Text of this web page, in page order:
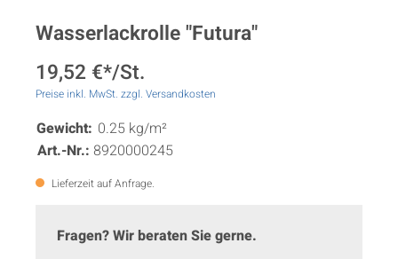
Wasserlackrolle "Futura"
19,52 €*/St.
Preise inkl. MwSt. zzgl. Versandkosten
Gewicht: 0.25 kg/m²
Art.-Nr.: 8920000245
Lieferzeit auf Anfrage.
Fragen? Wir beraten Sie gerne.